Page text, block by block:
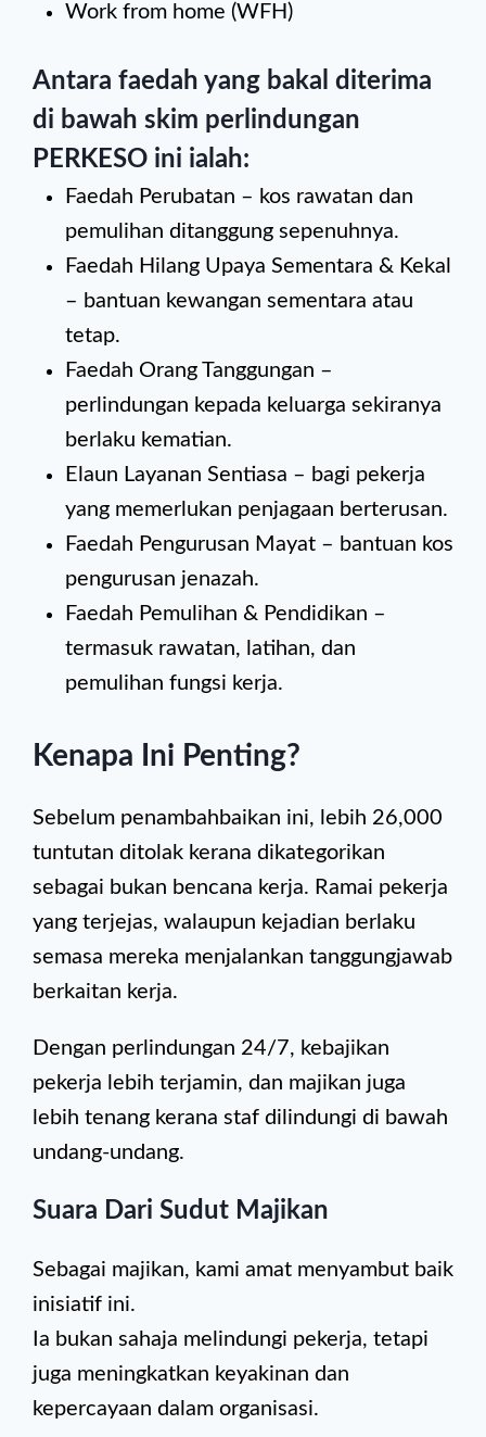
Work from home (WFH)
Antara faedah yang bakal diterima
di bawah skim perlindungan
PERKESO ini ialah:
Faedah Perubatan – kos rawatan dan
pemulihan ditanggung sepenuhnya.
Faedah Hilang Upaya Sementara & Kekal
– bantuan kewangan sementara atau
tetap.
Faedah Orang Tanggungan –
perlindungan kepada keluarga sekiranya
berlaku kematian.
Elaun Layanan Sentiasa – bagi pekerja
yang memerlukan penjagaan berterusan.
Faedah Pengurusan Mayat – bantuan kos
pengurusan jenazah.
Faedah Pemulihan & Pendidikan –
termasuk rawatan, latihan, dan
pemulihan fungsi kerja.
Kenapa Ini Penting?
Sebelum penambahbaikan ini, lebih 26,000
tuntutan ditolak kerana dikategorikan
sebagai bukan bencana kerja. Ramai pekerja
yang terjejas, walaupun kejadian berlaku
semasa mereka menjalankan tanggungjawab
berkaitan kerja.
Dengan perlindungan 24/7, kebajikan
pekerja lebih terjamin, dan majikan juga
lebih tenang kerana staf dilindungi di bawah
undang-undang.
Suara Dari Sudut Majikan
Sebagai majikan, kami amat menyambut baik
inisiatif ini.
Ia bukan sahaja melindungi pekerja, tetapi
juga meningkatkan keyakinan dan
kepercayaan dalam organisasi.